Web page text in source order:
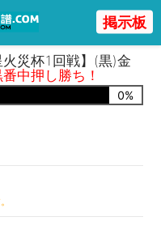
掲示板
災杯1回戦】(黒)金
番中押し勝ち！
0%